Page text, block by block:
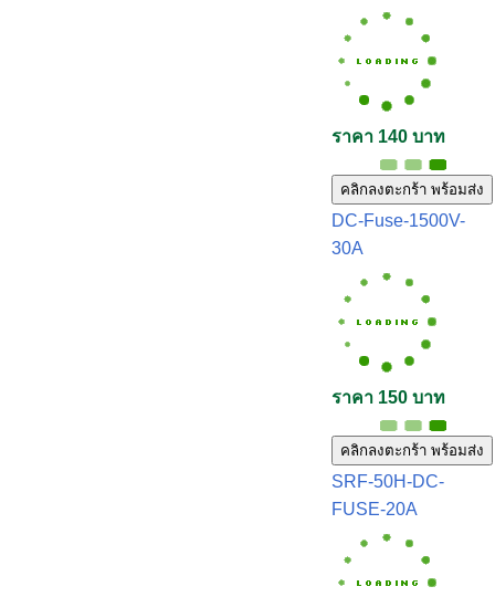
ราคา 140 บาท
คลิกลงตะกร้า พร้อมส่ง
DC-Fuse-1500V-
30A
ราคา 150 บาท
คลิกลงตะกร้า พร้อมส่ง
SRF-50H-DC-
FUSE-20A